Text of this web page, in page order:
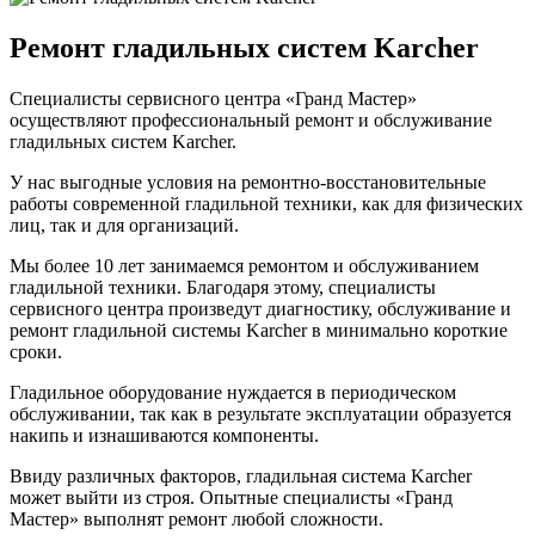
Ремонт гладильных систем Karcher
Специалисты сервисного центра «Гранд Мастер»
осуществляют профессиональный ремонт и обслуживание
гладильных систем Karcher.
У нас выгодные условия на ремонтно-восстановительные
работы современной гладильной техники, как для физических
лиц, так и для организаций.
Мы более 10 лет занимаемся ремонтом и обслуживанием
гладильной техники. Благодаря этому, специалисты
сервисного центра произведут диагностику, обслуживание и
ремонт гладильной системы Karcher в минимально короткие
сроки.
Гладильное оборудование нуждается в периодическом
обслуживании, так как в результате эксплуатации образуется
накипь и изнашиваются компоненты.
Ввиду различных факторов, гладильная система Karcher
может выйти из строя. Опытные специалисты «Гранд
Мастер» выполнят ремонт любой сложности.